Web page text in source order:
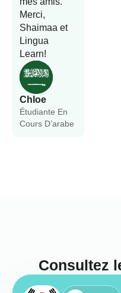
Chloe
Étudiante En
Cours D’arabe
Merci,
Shaimaa et
Lingua
Learn!
Consultez